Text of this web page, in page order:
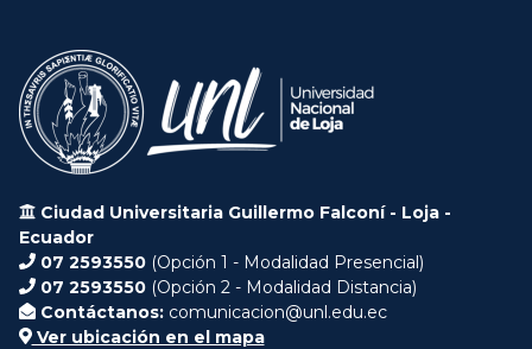
Ciudad Universitaria Guillermo Falconí - Loja -
Ecuador
07 2593550 (Opción 1 - Modalidad Presencial)
07 2593550 (Opción 2 - Modalidad Distancia)
Contáctanos: comunicacion@unl.edu.ec
Ver ubicación en el mapa